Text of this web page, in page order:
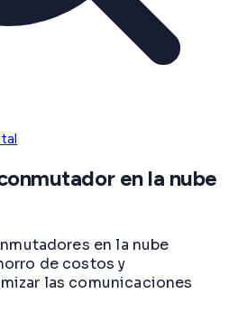
en la nube
en la nube
de costos y
las comunicaciones